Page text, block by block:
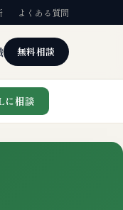
よくある質問
無料相談
に相談